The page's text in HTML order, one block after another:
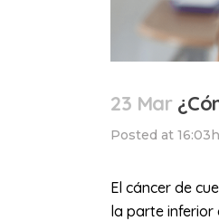
23 Mar
Posted at 16:03h
El cáncer de
la parte inferior